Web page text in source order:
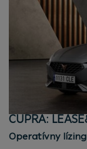
najazdiť a
uváženia.
Poistenie v
Povinné
máte
Jednoduchosť
Všetko
CUPRA:
Operatívny lízing